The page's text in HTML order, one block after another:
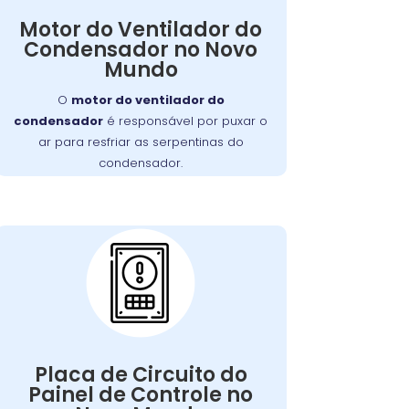
Motor do Ventilador do
Condensador no Novo
Mundo
O motor do ventilador do
condensador é responsável por puxar o
ar para resfriar as serpentinas do
condensador.
podem superaquecer,
comprometendo
a eficiência do resfriamento da
geladeira
. Nossa equipe está
capacitada para diagnosticar e reparar
este problema de forma rápida e
eficiente.
Placa de Circuito do
Painel de Controle no
Problemas com a
Placa de Circuito do
Painel de Controle:
capacidade do aparelho
de manter a
temperatura ideal.
Nossa equipe está